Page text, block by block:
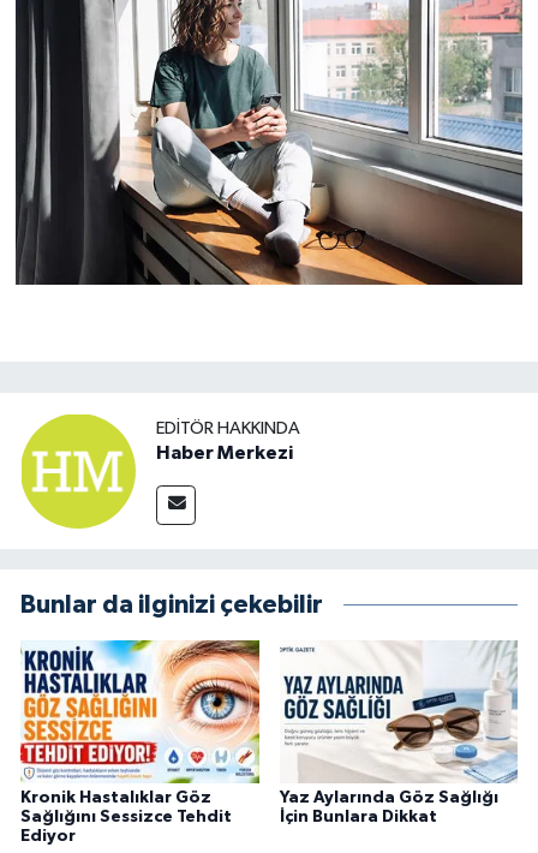
EDITÖR HAKKINDA
Haber Merkezi
Bunlar da ilginizi çekebilir
Kronik Hastalıklar Göz
Sağlığını Sessizce Tehdit
Ediyor
Yaz Aylarında Göz Sağlığı
İçin Bunlara Dikkat